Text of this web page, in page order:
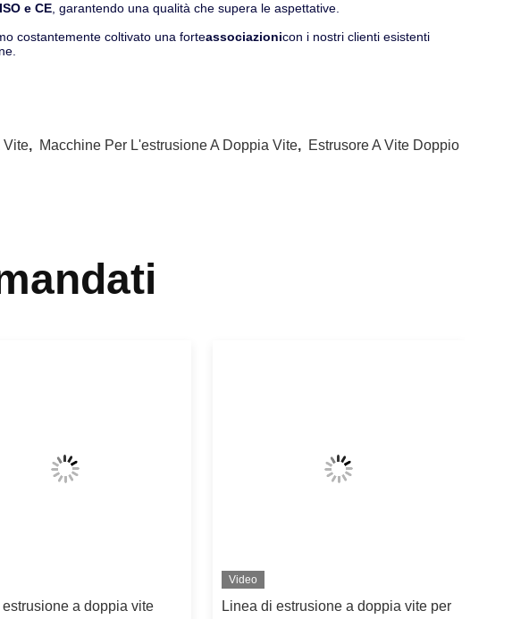
ISO e CE , garantendo una qualità che supera le aspettative.
costantemente coltivato una forteassociazionicon i nostri clienti esistenti
Vite, Macchine Per L'estrusione A Doppia Vite, Estrusore A Vite Doppio
estrusione a doppia vite
Video
Linea di estrusione a doppia vite per